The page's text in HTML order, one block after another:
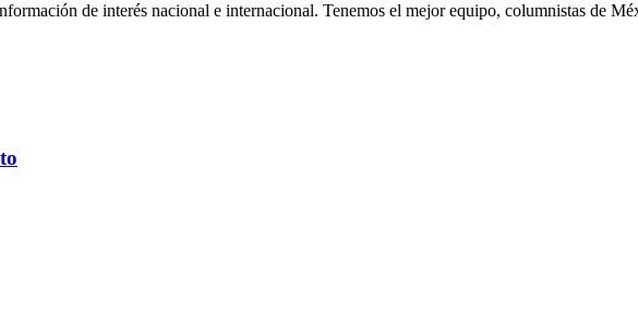
de interés nacional e internacional. Tenemos el mejor equipo, columnistas de